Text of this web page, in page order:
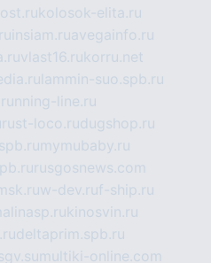
kolosok-elita.ru
insiam.ruavegainfo.ru
vlast16.rukorru.net
lammin-suo.spb.ru
running-line.ru
rust-loco.rudugshop.ru
mymubaby.ru
rusgosnews.com
w-dev.ruf-ship.ru
kinosvin.ru
deltaprim.spb.ru
multiki-online.com